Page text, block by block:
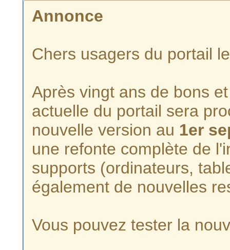
Annonce
Chers usagers du portail
Après vingt ans de bons
actuelle du portail sera
nouvelle version au 1er
une refonte complète de
supports (ordinateurs,
également de nouvelles
Vous pouvez tester la